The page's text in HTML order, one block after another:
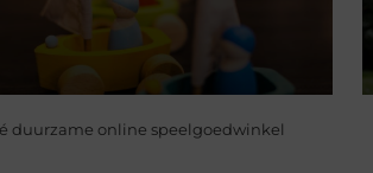
duurzame online speelgoedwinkel